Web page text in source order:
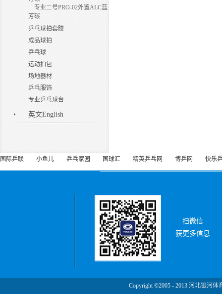
专业二号PRO-02外置ALC蓝
芳碳
乒乓球拍套胶
成品球拍
乒乓球
运动拍包
场地器材
乒乓服饰
专业乒乓球台
英文English
国际乒联 小鱼儿 乒乓家园 国球汇 精英乒乓网 博乒网 快乐
扫微信
获更多信息
Copyright ©2005 - 2013 河北银河体